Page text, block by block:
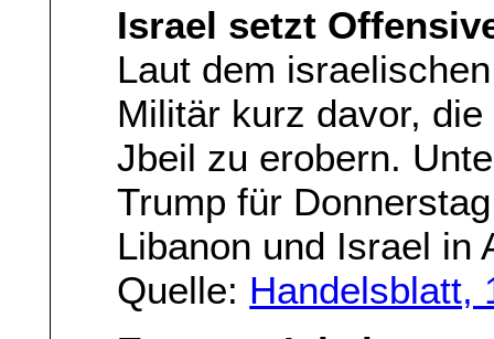
Israel setzt
Laut dem
Militär kurz davor,
Jbeil zu erobern.
Trump für
Libanon und Israel in
Quelle: Handelsblatt,